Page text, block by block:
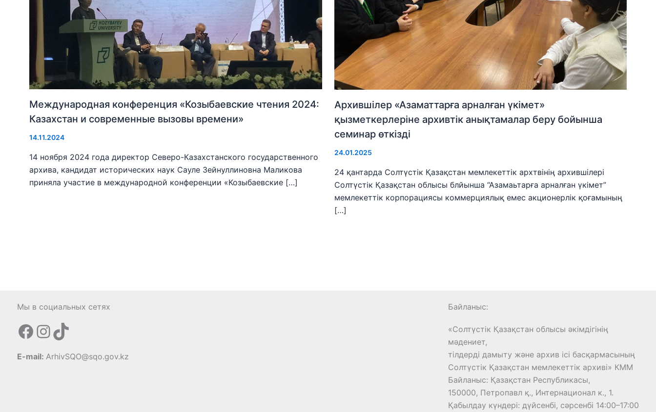
Международная конференция «Козыбаевские чтения 2024:
Казахстан и современные вызовы времени»
14.11.2024
14 ноября 2024 года директор Северо-Казахстанского государственного
архива, кандидат исторических наук Сауле Зейнуллиновна Маликова
приняла участие в международной конференции «Козыбаевские […]
Архившілер «Азаматтарға арналған үкімет»
қызметкерлеріне архивтік анықтамалар беру бойынша
семинар өткізді
24.01.2025
24 қантарда Солтүстік Қазақстан мемлекеттік архтвінің архившілері
Солтүстік Қазақстан облысы блйынша “Азамаьтарға арналған үкімет”
мемлекеттік корпорациясы коммерциялық емес акционерлік қоғамының
[…]
Мы в социальных сетях
Facebook
Instagram
TikTok
E-mail: ArhivSQO@sqo.gov.kz
Байланыс:
«Солтүстік Қазақстан облысы әкімдігінің
мәдениет,
тілдерді дамыту және архив ісі басқармасының
Солтүстік Қазақстан мемлекеттік архиві» КММ
Байланыс: Қазақстан Республикасы,
150000, Петропавл қ., Интернационал к., 1.
Қабылдау күндерi: дүйсенбi, сәрсенбi 14:00–17:00